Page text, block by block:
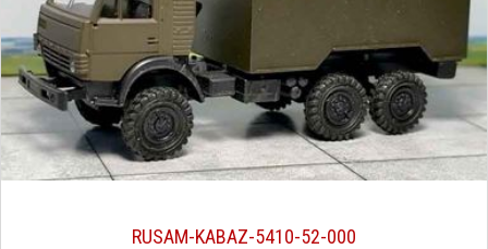
RUSAM-KABAZ-5410-52-000